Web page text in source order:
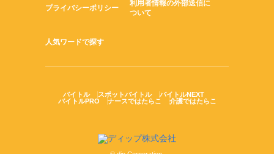
プライバシーポリシー
利用者情報の外部送信に
ついて
人気ワードで探す
バイトル スポットバイトル
バイトルNEXT
バイトルPRO
ナースではたらこ 介護ではたらこ